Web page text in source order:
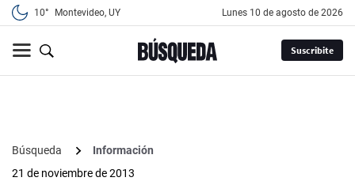
10° Montevideo, UY lunes 10 de agosto de 2026
Suscribite
Búsqueda
Información
21 de noviembre de 2013